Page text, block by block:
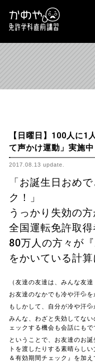
かめや免許
【日曜日】100人に1
て声かけ運動」実施中
2017.08.13 update.
「お誕生日おめ
ク！」
うっかり失効の
全国運転免許取得
80万人の方々が
をかいている計算
（友達の友達は、みんな友
お友達のなかでも冷や汗💦
もしかして、自分が冷や汗
みんな、わざと失効してな
ェックする機会も会話にも
ということで、お友達のお
トを渡したりする素晴らし
＆有効期間チェック』を加